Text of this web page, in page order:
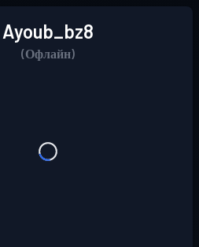
Ayoub_bz8
(Офлайн)